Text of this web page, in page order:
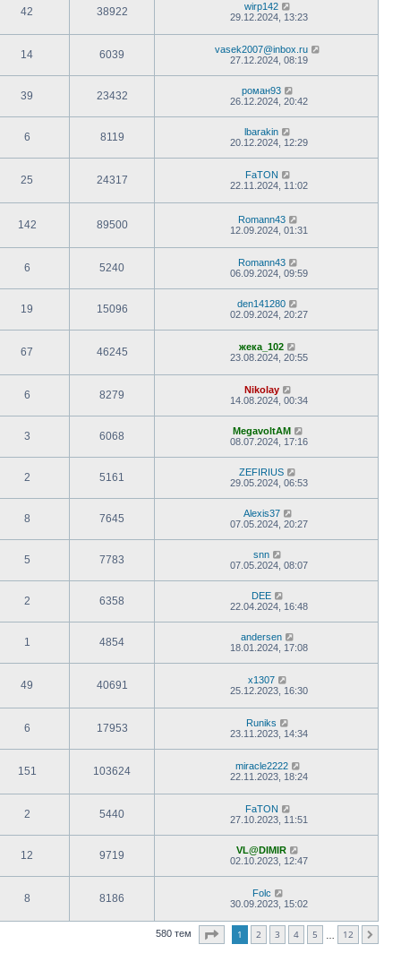
42 38922
wirp142
29.12.2024, 13:23
14 6039
vasek2007@inbox.ru
27.12.2024, 08:19
39 23432
роман93
26.12.2024, 20:42
6 8119
lbarakin
20.12.2024, 12:29
25 24317
FaTON
22.11.2024, 11:02
142 89500
Romann43
12.09.2024, 01:31
6 5240
Romann43
06.09.2024, 09:59
19 15096
den141280
02.09.2024, 20:27
67 46245
жека_102
23.08.2024, 20:55
6 8279
Nikolay
14.08.2024, 00:34
3 6068
MegavoltAM
08.07.2024, 17:16
2 5161
ZEFIRIUS
29.05.2024, 06:53
8 7645
Alexis37
07.05.2024, 20:27
5 7783
snn
07.05.2024, 08:07
2 6358
DEE
22.04.2024, 16:48
1 4854
andersen
18.01.2024, 17:08
49 40691
x1307
25.12.2023, 16:30
6 17953
Runiks
23.11.2023, 14:34
151 103624
miracle2222
22.11.2023, 18:24
2 5440
FaTON
27.10.2023, 11:51
12 9719
VL@DIMIR
02.10.2023, 12:47
8 8186
Folc
30.09.2023, 15:02
580 тем Страница из12
1 2 3 4 5 12